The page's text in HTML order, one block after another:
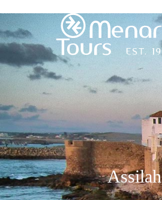
Assilah
Accueil
Destinations
Voyages